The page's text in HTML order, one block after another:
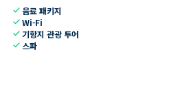
check 음료 패키지
checkWi-Fi
check 기항지 관광 투어
check 스파